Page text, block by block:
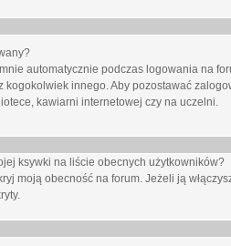
automatycznie podczas logowania na
kogokolwiek innego. Aby pozostawać
kawiarni internetowej czy na uczelni.
ksywki na liście obecnych użytkowników?
moją obecność na forum. Jeżeli ją